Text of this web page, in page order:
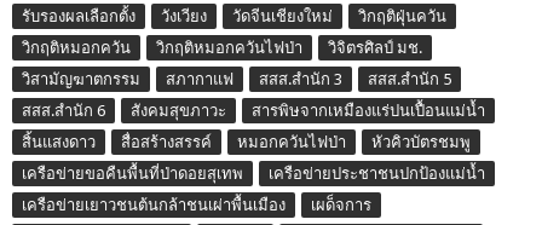
รับรองผลเลือกตั้ง
วังเวียง วัดจีนเชียงใหม่
วิกฤติฝุ่นควัน
วิกฤติหมอกควัน
วิกฤติหมอกควันไฟป่า
วิจิตรศิลป์ มช.
วิสามัญฆาตกรรม
สภากาแฟ สสส.สำนัก 3
สสส.สำนัก 5
สสส.สำนัก 6
สังคมสุขภาวะ
สารพิษจากเหมืองแร่ปนเปื้อนแม่น้ำ
สิ้นแสงดาว
สื่อสร้างสรรค์ หมอกควันไฟป่า
หัวคิวบัตรชมพู
เครือข่ายขอคืนพื้นที่ป่าดอยสุเทพ
เครือข่ายประชาชนปกป้องแม่น้ำ
เครือข่ายเยาวชนต้นกล้าชนเผ่าพื้นเมือง
เผด็จการ